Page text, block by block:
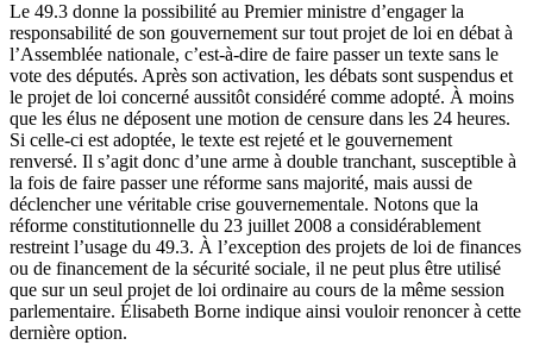
Le 49.3 donne la possibilité au Premier ministre d’engager la
responsabilité de son gouvernement sur tout projet de loi en débat à
l’Assemblée nationale, c’est-à-dire de faire passer un texte sans le
vote des députés. Après son activation, les débats sont suspendus et
le projet de loi concerné aussitôt considéré comme adopté. À moins
que les élus ne déposent une motion de censure dans les 24 heures.
Si celle-ci est adoptée, le texte est rejeté et le gouvernement
renversé. Il s’agit donc d’une arme à double tranchant, susceptible à
la fois de faire passer une réforme sans majorité, mais aussi de
déclencher une véritable crise gouvernementale. Notons que la
réforme constitutionnelle du 23 juillet 2008 a considérablement
restreint l’usage du 49.3. À l’exception des projets de loi de finances
ou de financement de la sécurité sociale, il ne peut plus être utilisé
que sur un seul projet de loi ordinaire au cours de la même session
parlementaire. Élisabeth Borne indique ainsi vouloir renoncer à cette
dernière option.